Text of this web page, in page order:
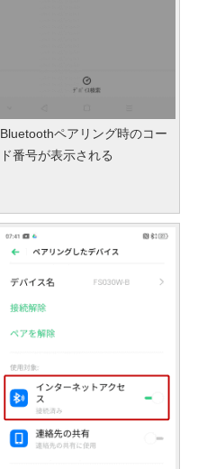
Bluetoothペアリング時のコー
ド番号が表示される